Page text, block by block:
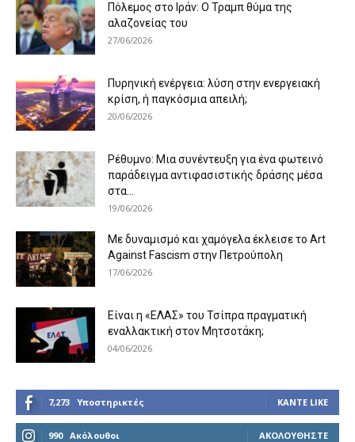
Πόλεμος στο Ιράν: Ο Τραμπ θύμα της
αλαζονείας του
27/06/2026
Πυρηνική ενέργεια: λύση στην ενεργειακή
κρίση, ή παγκόσμια απειλή;
20/06/2026
Ρέθυμνο: Μια συνέντευξη για ένα φωτεινό
παράδειγμα αντιφασιστικής δράσης μέσα
στα...
19/06/2026
Με δυναμισμό και χαμόγελα έκλεισε το Art
Against Fascism στην Πετρούπολη
17/06/2026
Είναι η «ΕΛΑΣ» του Τσίπρα πραγματική
εναλλακτική στον Μητσοτάκη;
04/06/2026
7,273 Υποστηρικτές ΚΆΝΤΕ LIKE
990 Ακόλουθοι ΑΚΟΛΟΥΘΉΣΤΕ